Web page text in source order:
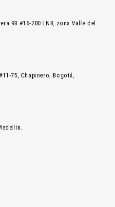
98 #16-200 LN8, zona Valle del
75, Chapinero, Bogotá,